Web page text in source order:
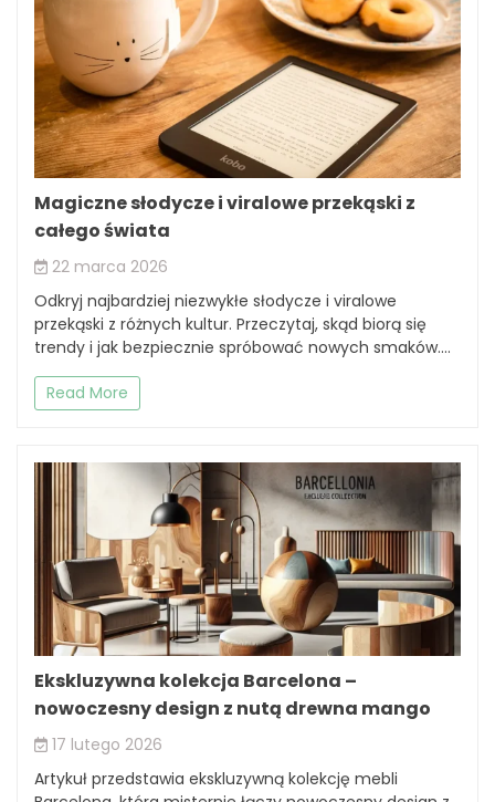
Magiczne słodycze i viralowe przekąski z
całego świata
22 marca 2026
Odkryj najbardziej niezwykłe słodycze i viralowe
przekąski z różnych kultur. Przeczytaj, skąd biorą się
trendy i jak bezpiecznie spróbować nowych smaków....
Read More
Ekskluzywna kolekcja Barcelona –
nowoczesny design z nutą drewna mango
17 lutego 2026
Artykuł przedstawia ekskluzywną kolekcję mebli